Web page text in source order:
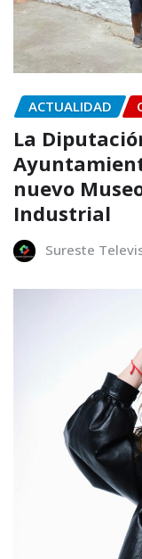
ACTUALIDAD
La
nuevo
Industrial
Sureste